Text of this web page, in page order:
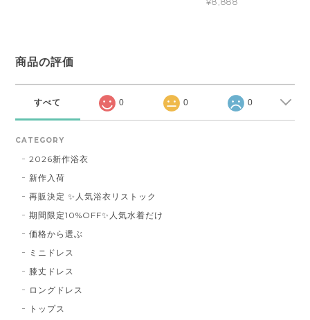
商品の評価
すべて 0 0 0
CATEGORY
2026新作浴衣
新作入荷
再販決定 ✨人気浴衣リストック
期間限定10%OFF✨人気水着だけ
価格から選ぶ
ミニドレス
膝丈ドレス
ロングドレス
トップス